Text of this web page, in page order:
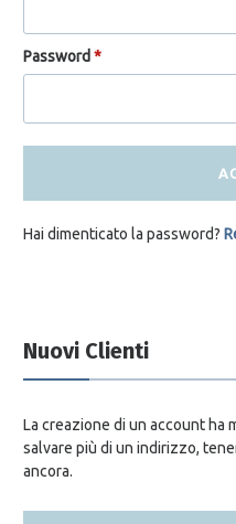
Password *
Hai dimenticato la password?
Nuovi Clienti
La creazione di un account ha
salvare più di un indirizzo,
ancora.